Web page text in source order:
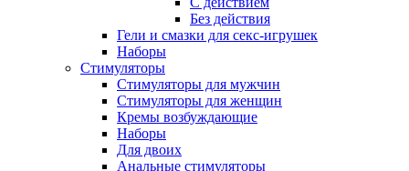
Без действия
Гели и смазки для секс-игрушек
Наборы
Стимуляторы
Стимуляторы для мужчин
Стимуляторы для женщин
Кремы возбуждающие
Наборы
Для двоих
Анальные стимуляторы